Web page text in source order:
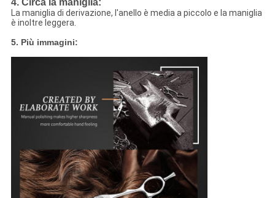
4. Circa la maniglia:
La maniglia di derivazione, l'anello è media a piccolo e la maniglia
è inoltre leggera.
5. Più immagini: